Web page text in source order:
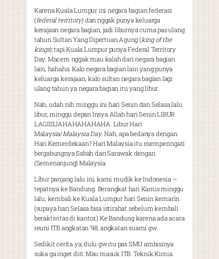
Karena Kuala Lumpur ini negara bagian federasi
(federal territory) dan nggak punya keluarga
kerajaan negara bagian, jadi liburnya cuma pas ulang
tahun Sultan Yang Dipertuan Agung (king of the
kings); tapi Kuala Lumpur punya Federal Territory
Day. Macem nggak mau kalah dari negara bagian
lain, hahaha. Kalo negara bagian lain yang punya
keluarga kerajaan, kalo sultan negara bagian lagi
ulang tahun ya negara bagian itu yang libur.
Nah, udah nih minggu ini hari Senin dan Selasa lalu
libur, minggu depan Insya Allah hari Senin LIBUR
LAGIIIIJAHAHAHAHAHA. Libur Hari
Malaysia/Malaysia Day. Nah, apa bedanya dengan
Hari Kemerdekaan? Hari Malaysia itu memperingati
bergabungnya Sabah dan Sarawak dengan
(Semenanjung) Malaysia.
Libur panjang lalu ini, kami mudik ke Indonesia —
tepatnya ke Bandung. Berangkat hari Kamis minggu
lalu, kembali ke Kuala Lumpur hari Senin kemarin
(supaya hari Selasa bisa istirahat sebelum kembali
beraktivitas di kantor.) Ke Bandung karena ada acara
reuni ITB angkatan ‘98, angkatan suami gw.
Sedikit cerita ya; dulu gw itu pas SMU ambisinya
suka ga inget diri: Mau masuk ITB. Teknik Kimia.